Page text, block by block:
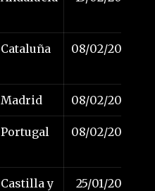
Cataluña 08/02/2025
Madrid 08/02/2025
Portugal 08/02/2025
Castilla y
25/01/2025